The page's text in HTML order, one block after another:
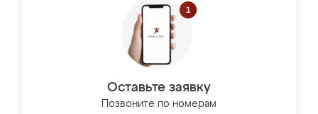
Оставьте заявку
Позвоните по номерам